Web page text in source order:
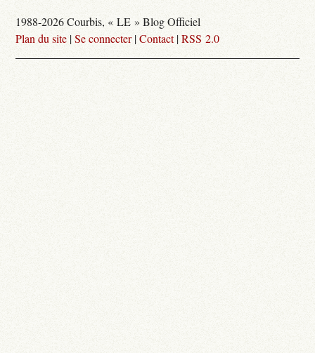
1988-2026 Courbis, « LE » Blog Officiel
Plan du site |Se connecter|Contact|RSS 2.0